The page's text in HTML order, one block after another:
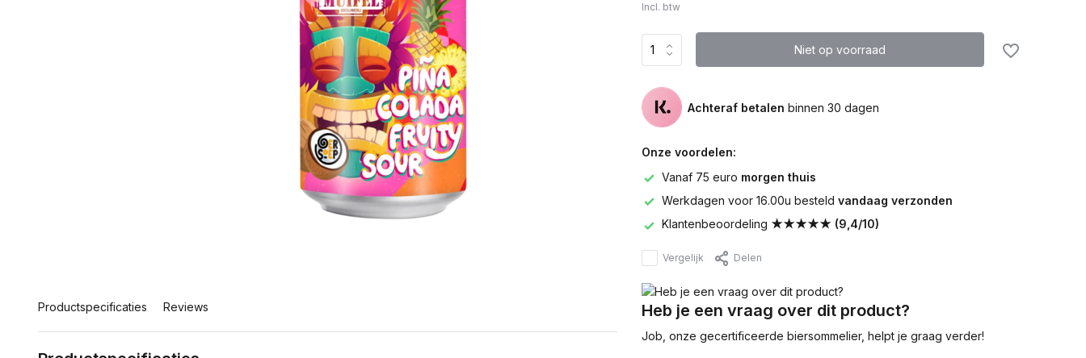
Productspecificaties Reviews
Incl. btw
Niet op voorraad
Achteraf betalen binnen 30 dagen
Onze voordelen:
Vanaf 75 euro morgen thuis
Werkdagen voor 16.00u besteld vandaag verzonden
Klantenbeoordeling ★★★★★ (9,4/10)
Vergelijk Delen
Heb je een vraag over dit product?
Job, onze gecertificeerde biersommelier, helpt je graag verder!